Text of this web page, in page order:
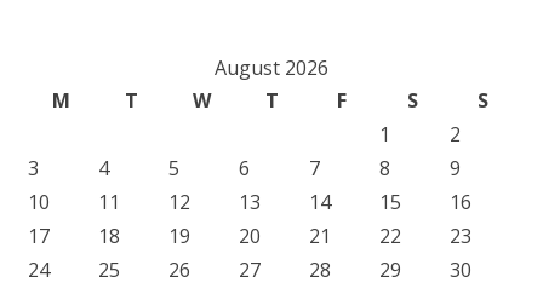
August 2026
M
T W T F S
S
1
2
3
4 5 6 7 8
9
10
11 12 13 14 15
16
17
18 19 20 21 22
23
24
25 26 27 28 29
30